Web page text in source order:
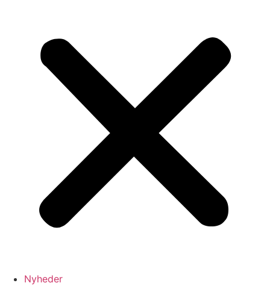
Nyheder